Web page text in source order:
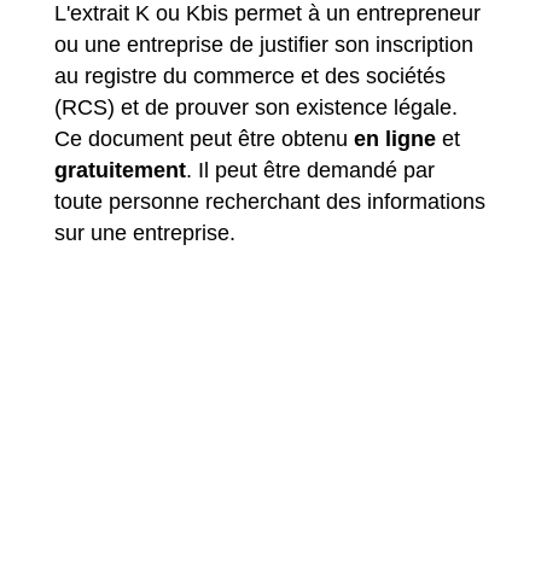
L'extrait K ou Kbis permet à un entrepreneur
ou une entreprise de justifier son inscription
au registre du commerce et des sociétés
(RCS) et de prouver son existence légale.
Ce document peut être obtenu en ligne et
gratuitement. Il peut être demandé par
toute personne recherchant des informations
sur une entreprise.